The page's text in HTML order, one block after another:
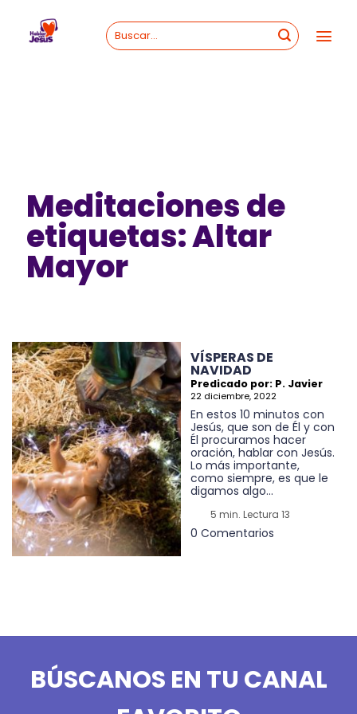
content
Meditaciones de
etiquetas: Altar
Mayor
VÍSPERAS DE
NAVIDAD
Predicado por: P. Javier
22 diciembre, 2022
En estos 10 minutos con
Jesús, que son de Él y con
Él procuramos hacer
oración, hablar con Jesús.
Lo más importante,
como siempre, es que le
digamos algo...
5 min. Lectura 13
0 Comentarios
BÚSCANOS EN TU CANAL